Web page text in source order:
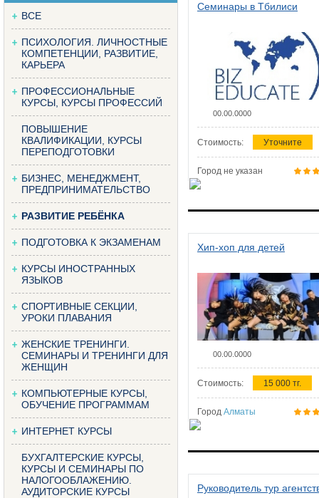
ВСЕ
ПСИХОЛОГИЯ. ЛИЧНОСТНЫЕ
КОМПЕТЕНЦИИ, РАЗВИТИЕ,
КАРЬЕРА
ПРОФЕССИОНАЛЬНЫЕ
КУРСЫ, КУРСЫ ПРОФЕССИЙ
ПОВЫШЕНИЕ
КВАЛИФИКАЦИИ, КУРСЫ
ПЕРЕПОДГОТОВКИ
БИЗНЕС, МЕНЕДЖМЕНТ,
ПРЕДПРИНИМАТЕЛЬСТВО
РАЗВИТИЕ РЕБЁНКА
ПОДГОТОВКА К ЭКЗАМЕНАМ
КУРСЫ ИНОСТРАННЫХ
ЯЗЫКОВ
СПОРТИВНЫЕ СЕКЦИИ,
УРОКИ ПЛАВАНИЯ
ЖЕНСКИЕ ТРЕНИНГИ.
СЕМИНАРЫ И ТРЕНИНГИ ДЛЯ
ЖЕНЩИН
КОМПЬЮТЕРНЫЕ КУРСЫ,
ОБУЧЕНИЕ ПРОГРАММАМ
ИНТЕРНЕТ КУРСЫ
БУХГАЛТЕРСКИЕ КУРСЫ,
КУРСЫ И СЕМИНАРЫ ПО
НАЛОГООБЛАЖЕНИЮ.
АУДИТОРСКИЕ КУРСЫ
Семинары в Тбилиси
00.00.0000
Стоимость: Уточните
Город не указан
Хип-хоп для детей
00.00.0000
Стоимость: 15 000 тг.
Город Алматы
Руководитель тур